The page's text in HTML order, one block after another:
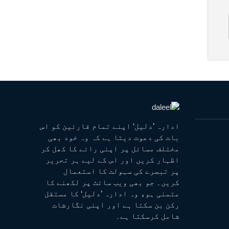
ادارہ ’دلیل‘ اپنے تمام قارئین کو اس
بات کی دعوت دیتا ہے کہ وہ خود بھی
مختلف مسائل پر اپنی رائے کا کھل کر
اظہار کریں اور اس کے لیے ہر تحریر
پر تبصرے کی سہولت کا استعمال
کریں۔ جو بھی ویب سائٹ پر لکھنے کا
متمنی ہو، وہ ادارہ ’دلیل‘ کا مستقل
رکن بن سکتا ہے اور اپنی نگارشات
شامل کرسکتا ہے۔